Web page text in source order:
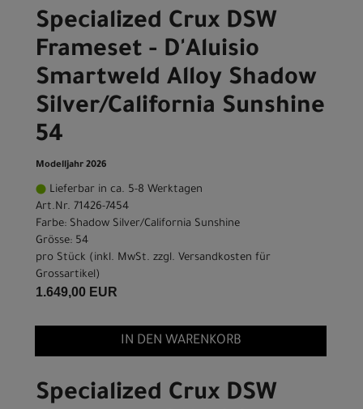
Specialized Crux DSW
Frameset - D'Aluisio
Smartweld Alloy Shadow
Silver/California Sunshine
54
Modelljahr 2026
Lieferbar in ca. 5-8 Werktagen
Art.Nr. 71426-7454
Farbe: Shadow Silver/California Sunshine
Grösse: 54
pro Stück (inkl. MwSt. zzgl. Versandkosten für
Grossartikel)
1.649,00 EUR
IN DEN WARENKORB
Specialized Crux DSW